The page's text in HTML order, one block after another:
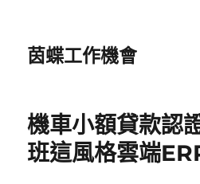
茵蝶工作機會
機車小額貸款認
班這風格雲端